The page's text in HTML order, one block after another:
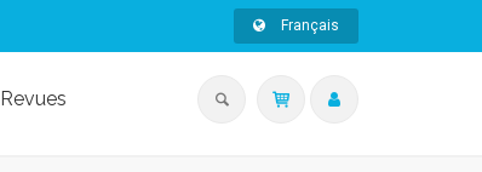
Français
Revues